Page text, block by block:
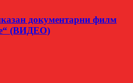
документарни филм
(ВИДЕО)